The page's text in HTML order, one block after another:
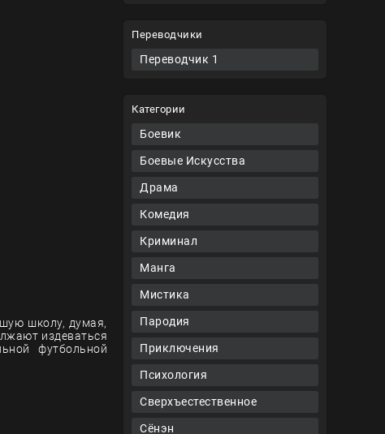
Переводчики
Переводчик 1
Категории
Боевик
Боевые Искусства
Драма
Комедия
Криминал
Манга
Мистика
Пародия
Приключения
Психология
Сверхъестественное
Сёнэн
школу, думая,
издеваться
футбольной